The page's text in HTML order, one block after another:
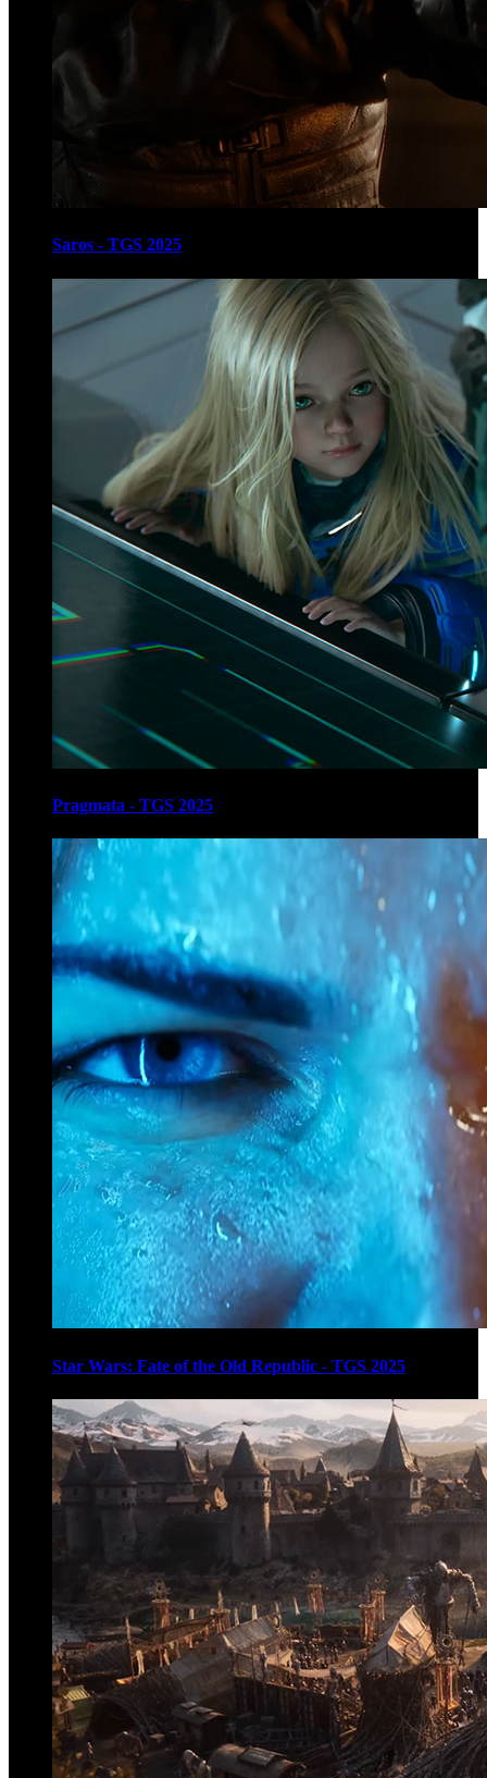
Saros - TGS 2025
Pragmata - TGS 2025
Star Wars: Fate of the Old Republic - TGS 2025